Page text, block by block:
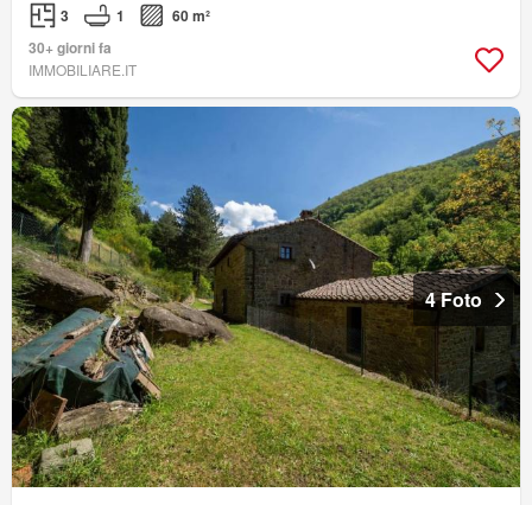
3 1
60 m²
30+ giorni fa
IMMOBILIARE.IT
4 Foto